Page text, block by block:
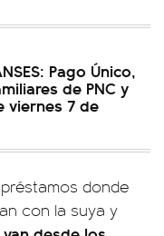
Pago Único,
de PNC y
viernes 7 de
donde
con la suya y